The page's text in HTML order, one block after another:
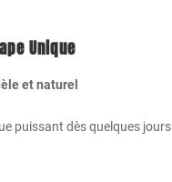
Unique
et naturel
puissant dès quelques jours